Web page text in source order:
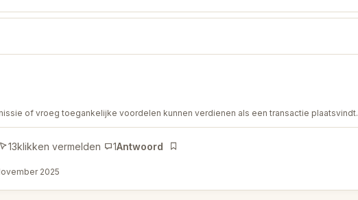
of vroeg toegankelijke voordelen kunnen verdienen als een transactie plaatsvindt.
13klikken vermelden 1Antwoord
Bladwijzer
2025